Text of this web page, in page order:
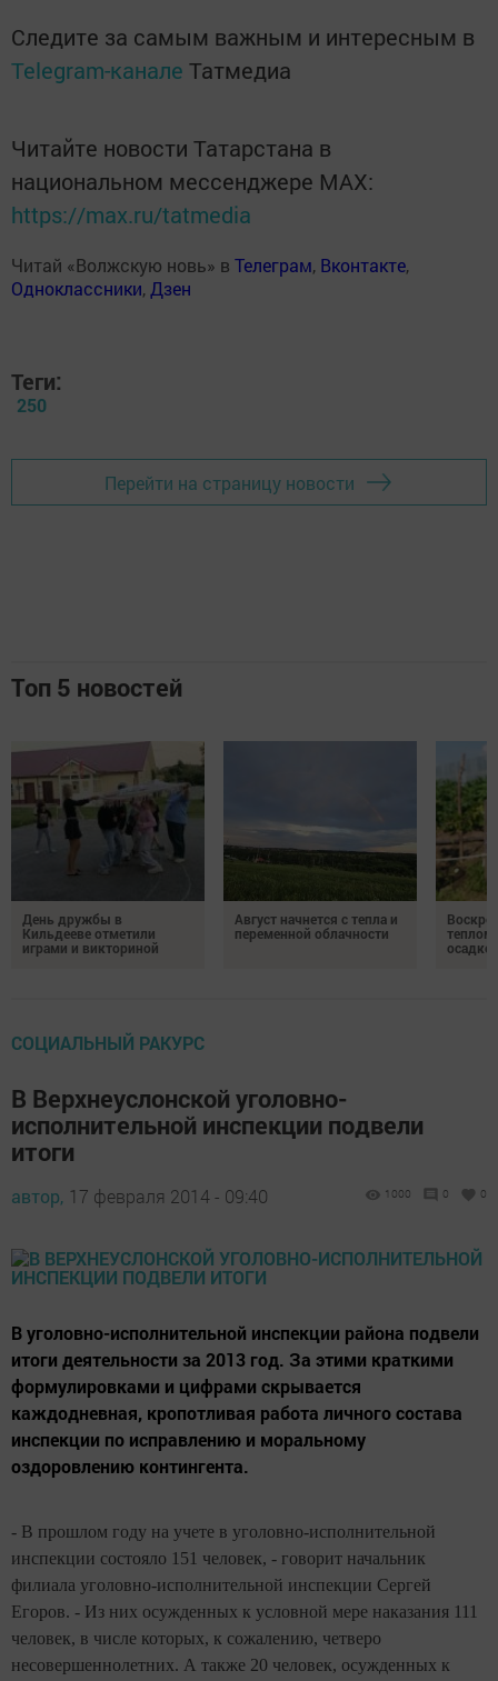
Следите за самым важным и интересным в
Telegram-канале Татмедиа
Читайте новости Татарстана в
национальном мессенджере MАХ:
https://max.ru/tatmedia
Читай «Волжскую новь» в Телеграм, Вконтакте,
Одноклассники,Дзен
Теги:
250
Перейти на страницу новости
Топ 5 новостей
День дружбы в
Кильдееве отметили
играми и викториной
Август начнется с тепла и
переменной облачности
теплом
СОЦИАЛЬНЫЙ РАКУРС
В Верхнеуслонской уголовно-
исполнительной инспекции подвели
итоги
автор, 17 февраля 2014 - 09:40 1000 0 0
В уголовно-исполнительной инспекции района подвели
итоги деятельности за 2013 год. За этими краткими
формулировками и цифрами скрывается
каждодневная, кропотливая работа личного состава
инспекции по исправлению и моральному
оздоровлению контингента.
- В прошлом году на учете в уголовно-исполнительной
инспекции состояло 151 человек, - говорит начальник
филиала уголовно-исполнительной инспекции Сергей
Егоров. - Из них осужденных к условной мере наказания 111
человек, в числе которых, к сожалению, четверо
несовершеннолетних. А также 20 человек, осужденных к